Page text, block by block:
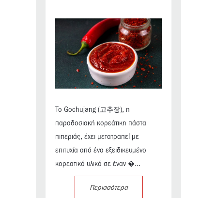
Το Gochujang (고추장), η
παραδοσιακή κορεάτικη πάστα
πιπεριάς, έχει μετατραπεί με
επιτυχία από ένα εξειδικευμένο
κορεατικό υλικό σε έναν �...
Περισσότερα